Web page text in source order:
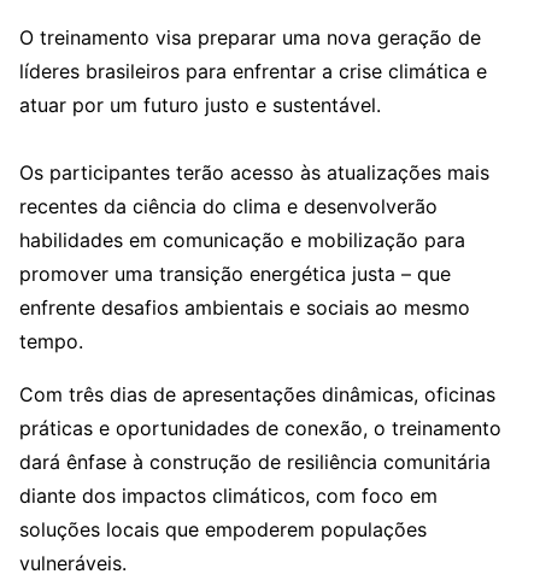
O treinamento visa preparar uma nova geração de
líderes brasileiros para enfrentar a crise climática e
atuar por um futuro justo e sustentável.
Os participantes terão acesso às atualizações mais
recentes da ciência do clima e desenvolverão
habilidades em comunicação e mobilização para
promover uma transição energética justa – que
enfrente desafios ambientais e sociais ao mesmo
tempo.
Com três dias de apresentações dinâmicas, oficinas
práticas e oportunidades de conexão, o treinamento
dará ênfase à construção de resiliência comunitária
diante dos impactos climáticos, com foco em
soluções locais que empoderem populações
vulneráveis.